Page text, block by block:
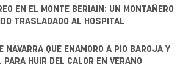
EN EL MONTE BERIAIN: UN MONTAÑERO
TRASLADADO AL HOSPITAL
NAVARRA QUE ENAMORÓ A PÍO BAROJA Y
PARA HUIR DEL CALOR EN VERANO